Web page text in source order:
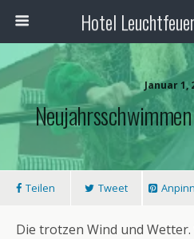
Hotel
Januar 1,
Teilen Tweet
Die trotzen Wind und